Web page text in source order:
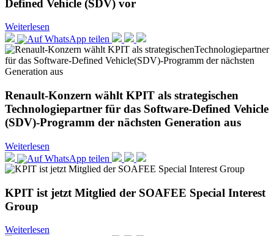
Defined Vehicle (SDV) vor
Weiterlesen
Renault-Konzern wählt KPIT als strategischen
Technologiepartner für das Software-Defined Vehicle
(SDV)-Programm der nächsten Generation aus
Weiterlesen
KPIT ist jetzt Mitglied der SOAFEE Special Interest
Group
Weiterlesen